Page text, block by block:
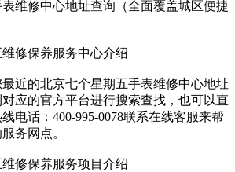
维修中心地址查询（全面覆盖城区便捷
修保养服务中心介绍
近的北京七个星期五手表维修中心地址
应的官方平台进行搜索查找，也可以直
电话：400-995-0078联系在线客服来帮
务网点。
修保养服务项目介绍